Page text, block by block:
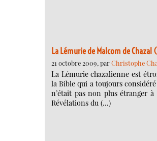
La Lémurie de Malcom de Chazal
21 octobre 2009, parChristophe
La Lémurie chazalienne est
la Bible qui a toujours
n’était pas non plus étranger
Révélations du (…)